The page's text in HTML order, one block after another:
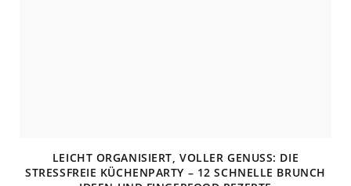
LEICHT ORGANISIERT, VOLLER GENUSS: DIE
STRESSFREIE KÜCHENPARTY – 12 SCHNELLE BRUNCH